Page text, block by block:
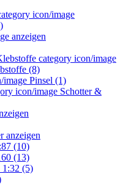
anzeigen
(8)
Pinsel (1)
Schotter &
anzeigen
(10)
(13)
1:32 (5)